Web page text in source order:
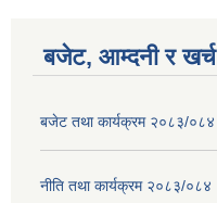
बजेट, आम्दनी र खर्च
बजेट तथा कार्यक्रम २०८३/०८४
नीति तथा कार्यक्रम २०८३/०८४